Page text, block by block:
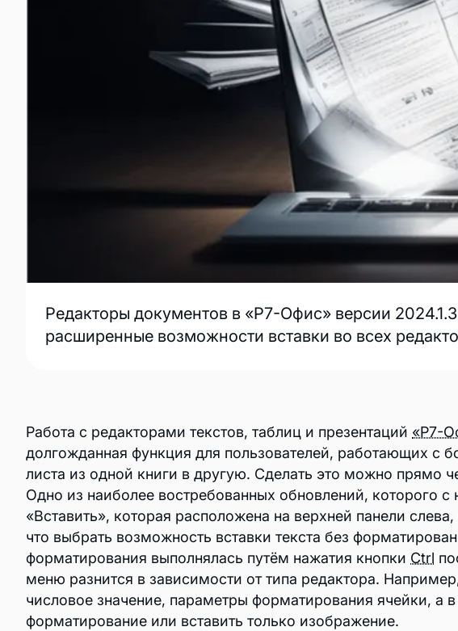
ВІ и аналитика
Найти партнера
Интеграции
Обучение
База знаний
Редакторы документов в «Р7-Офис» версии
расширенные возможности вставки во всех
Работа с редакторами текстов, таблиц и презентаций «Р7-
долгожданная функция для пользователей, работающих
листа из одной книги в другую. Сделать это можно прямо
Одно из наиболее востребованных обновлений, которого
«Вставить», которая расположена на верхней панели
что выбрать возможность вставки текста без
форматирования выполнялась путём нажатия кнопки Ctrl
меню разнится в зависимости от типа редактора.
числовое значение, параметры форматирования ячейки, а
форматирование или вставить только изображение.